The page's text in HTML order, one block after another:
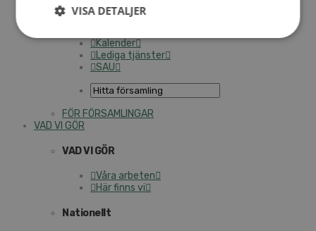
Personalförsäkringar
SAMP – personalförbundet
Kalender
Lediga tjänster
SAU
FÖR FÖRSAMLINGAR
VAD VI GÖR
VAD VI GÖR
Våra arbeten
Här finns vi
Nationellt
VISA DETALJER